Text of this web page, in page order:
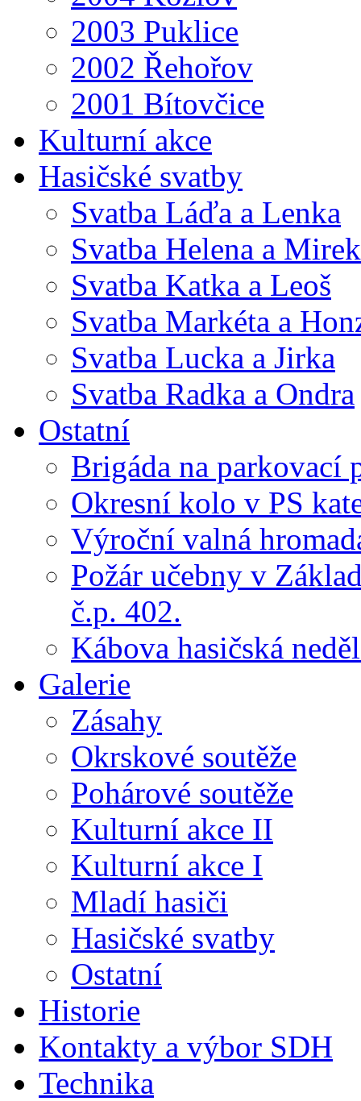
2003 Puklice
2002 Řehořov
2001 Bítovčice
Kulturní akce
Hasičské svatby
Svatba Láďa a Lenka
Svatba Helena a Mirek
Svatba Katka a Leoš
Svatba Markéta a
Svatba Lucka a Jirka
Svatba Radka a Ondra
Ostatní
Brigáda na parkovací
Okresní kolo v PS
Výroční valná
Požár učebny v
č.p. 402.
Kábova hasičská
Galerie
Zásahy
Okrskové soutěže
Pohárové soutěže
Kulturní akce II
Kulturní akce I
Mladí hasiči
Hasičské svatby
Ostatní
Historie
Kontakty a výbor SDH
Technika